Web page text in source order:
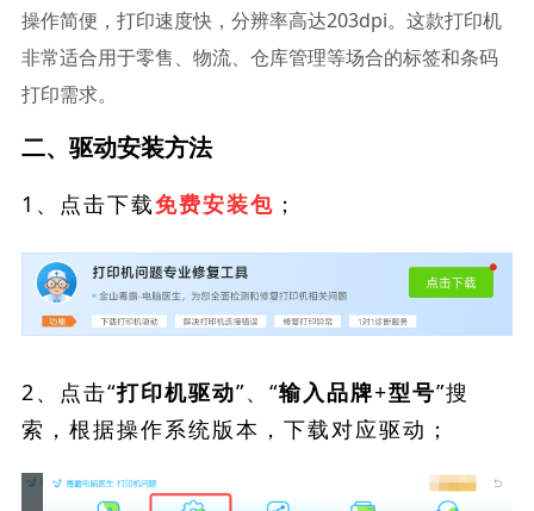
操作简便，打印速度快，分辨率高达203dpi。这款打印机
非常适合用于零售、物流、仓库管理等场合的标签和条码
打印需求。
二、驱动安装方法
1、点击下载免费安装包 ；
2、点击“打印机驱动”、“输入品牌+型号”搜
索，根据操作系统版本，下载对应驱动；